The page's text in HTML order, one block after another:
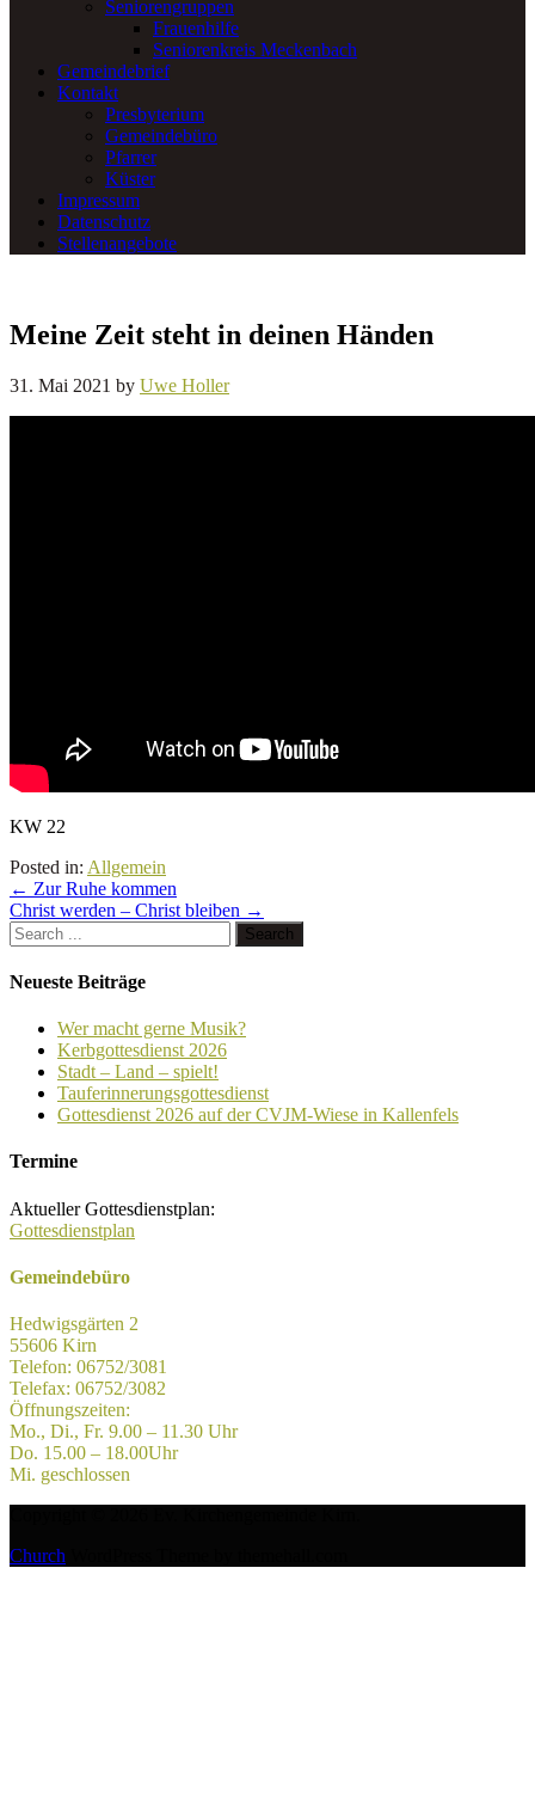
Seniorengruppen
Frauenhilfe
Seniorenkreis Meckenbach
Gemeindebrief
Kontakt
Presbyterium
Gemeindebüro
Pfarrer
Küster
Impressum
Datenschutz
Stellenangebote
Meine Zeit steht in deinen Händen
31. Mai 2021 by Uwe Holler
KW 22
Posted in: Allgemein
← Zur Ruhe kommen
Christ werden – Christ bleiben →
Neueste Beiträge
Wer macht gerne Musik?
Kerbgottesdienst 2026
Stadt – Land – spielt!
Tauferinnerungsgottesdienst
Gottesdienst 2026 auf der CVJM-Wiese in Kallenfels
Termine
Aktueller Gottesdienstplan:
Gottesdienstplan
Gemeindebüro
Hedwigsgärten 2
55606 Kirn
Telefon: 06752/3081
Telefax: 06752/3082
Öffnungszeiten:
Mo., Di., Fr. 9.00 – 11.30 Uhr
Do. 15.00 – 18.00Uhr
Mi. geschlossen
Church